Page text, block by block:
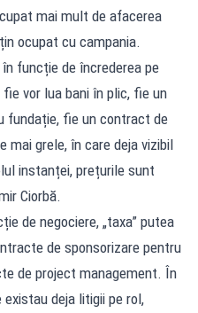
mai mult de afacerea
ocupat cu campania.
funcție de încrederea pe
vor lua bani în plic, fie un
fundație, fie un contract de
mai grele, în care deja vizibil
instanței, prețurile sunt
Ciorbă.
de negociere, „taxa” putea
de sponsorizare pentru
de project management. În
deja litigii pe rol,